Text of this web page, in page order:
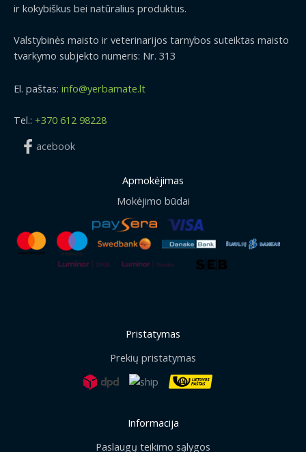
ir kokybiškus bei natūralius produktus.
Valstybinės maisto ir veterinarijos tarnybos suteiktas maisto
tvarkymo subjekto numeris: Nr. 313
El. paštas: info@yerbamate.lt
Tel.: +370 612 98228
acebook
Apmokėjimas
Mokėjimo būdai
Pristatymas
Prekių pristatymas
Informacija
Paslaugų teikimo sąlygos